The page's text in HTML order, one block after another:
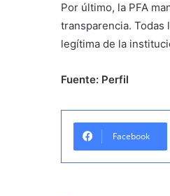
Por último, la PFA
transparencia. Todas
legítima de la
Fuente: Perfil
Facebook